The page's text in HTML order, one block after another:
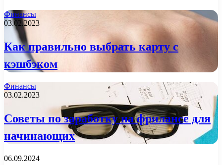
Финансы
03.02.2023
Как правильно выбрать карту с
кэшбэком
Финансы
03.02.2023
Советы по заработку на фрилансе для
начинающих
06.09.2024